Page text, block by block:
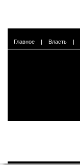
Главное | Власть |